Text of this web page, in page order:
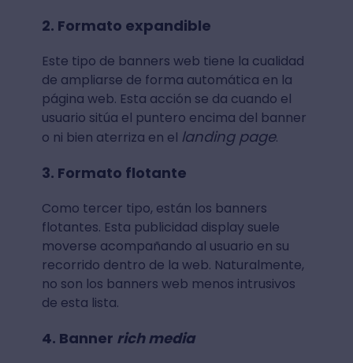
2. Formato expandible
Este tipo de banners web tiene la cualidad
de ampliarse de forma automática en la
página web. Esta acción se da cuando el
usuario sitúa el puntero encima del banner
o ni bien aterriza en el landing page.
3. Formato flotante
Como tercer tipo, están los banners
flotantes. Esta publicidad display suele
moverse acompañando al usuario en su
recorrido dentro de la web. Naturalmente,
no son los banners web menos intrusivos
de esta lista.
4. Banner rich media